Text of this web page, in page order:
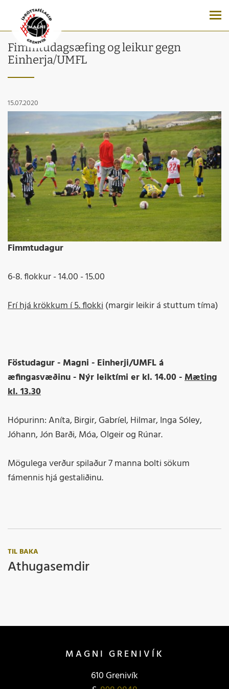
Fimmtudagsæfing og leikur gegn
Einherja/UMFL
15.07.2020
Fimmtudagur
6-8. flokkur - 14.00 - 15.00
Frí hjá krökkum í 5. flokki(margir leikir á stuttum tíma)
Föstudagur - Magni - Einherji/UMFL á
æfingasvæðinu - Nýr leiktími er kl. 14.00 -Mæting
kl. 13.30
Hópurinn: Aníta, Birgir, Gabríel, Hilmar, Inga Sóley,
Jóhann, Jón Barði, Móa, Olgeir og Rúnar.
Mögulega verður spilaður 7 manna bolti sökum
fámennis hjá gestaliðinu.
TIL BAKA
Athugasemdir
MAGNI GRENIVÍK
610 Grenivík